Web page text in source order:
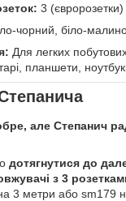
3 (євророзетки)
чорний, біло-
Для легких
планшети,
але Степанич
дотягнутися до
з 3
3 метри або sm179